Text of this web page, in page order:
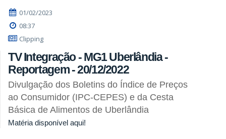
01/02/2023
08:37
Clipping
TV Integração - MG1 Uberlândia -
Reportagem - 20/12/2022
Divulgação dos Boletins do Índice de Preços
ao Consumidor (IPC-CEPES) e da Cesta
Básica de Alimentos de Uberlândia
Matéria disponível aqui!